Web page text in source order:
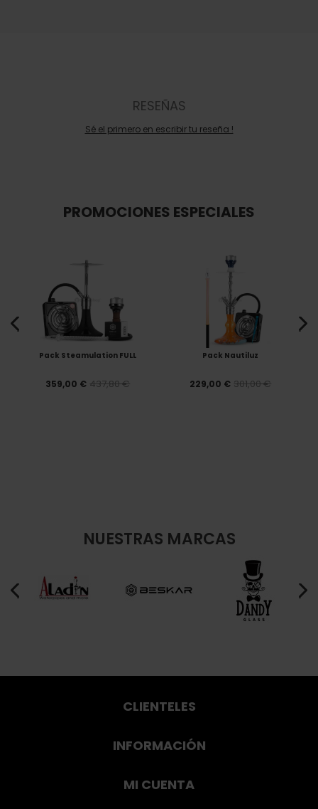
RESEÑAS
Sé el primero en escribir tu reseña !
PROMOCIONES ESPECIALES
Pack Steamulation FULL
359,00 € 437,80 €
Pack Nautiluz
229,00 € 301,00 €
NUESTRAS MARCAS
CLIENTELES
INFORMACIÓN
MI CUENTA